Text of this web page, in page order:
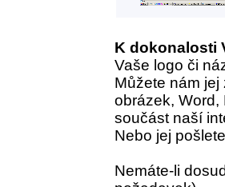
K dokonalosti
Vaše logo či
Můžete nám
obrázek, Word,
součást naší
Nebo jej
Nemáte-li